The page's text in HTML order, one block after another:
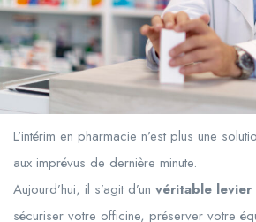
L’intérim en pharmacie n’est plus une
aux imprévus de dernière minute.
Aujourd’hui, il s’agit d’un véritable
sécuriser votre officine, préserver votre